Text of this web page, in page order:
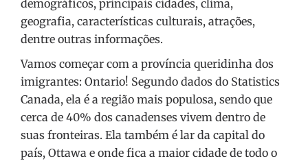
demográficos, principais cidades, clima,
geografia, características culturais, atrações,
dentre outras informações.
Vamos começar com a província queridinha dos
imigrantes: Ontario! Segundo dados do Statistics
Canada, ela é a região mais populosa, sendo que
cerca de 40% dos canadenses vivem dentro de
suas fronteiras. Ela também é lar da capital do
país, Ottawa e onde fica a maior cidade de todo o